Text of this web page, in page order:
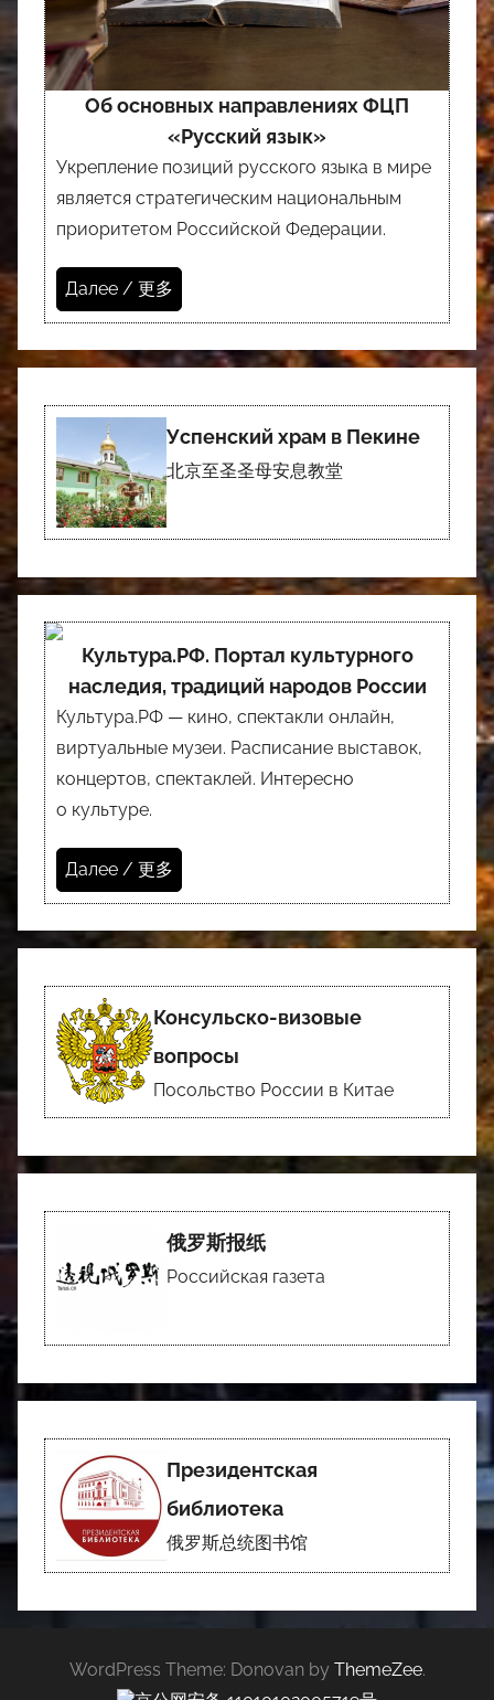
Об основных направлениях ФЦП
«Русский язык»
Укрепление позиций русского языка в мире
является стратегическим национальным
приоритетом Российской Федерации.
Далее / 更多
Успенский храм в Пекине
北京至圣圣母安息教堂
Культура.РФ. Портал культурного
наследия, традиций народов России
Культура.РФ — кино, спектакли онлайн,
виртуальные музеи. Расписание выставок,
концертов, спектаклей. Интересно
о культуре.
Далее / 更多
Консульско-визовые
вопросы
Посольство России в Китае
俄罗斯报纸
Российская газета
Президентская
библиотека
俄罗斯总统图书馆
WordPress Theme: Donovan by ThemeZee.